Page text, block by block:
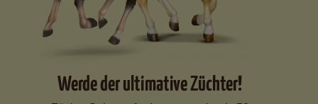
Werde der ultimative Züchter!